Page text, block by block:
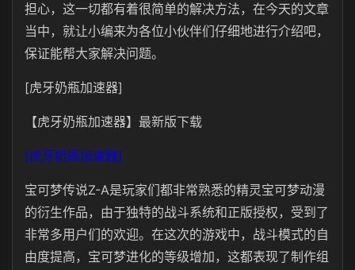
担心，这一切都有着很简单的解决方法，在今天的文章
当中，就让小编来为各位小伙伴们仔细地进行介绍吧，
保证能帮大家解决问题。
[虎牙奶瓶加速器]
【虎牙奶瓶加速器】最新版下载
[虎牙奶瓶加速器]
宝可梦传说Z-A是玩家们都非常熟悉的精灵宝可梦动漫
的衍生作品，由于独特的战斗系统和正版授权，受到了
非常多用户们的欢迎。在这次的游戏中，战斗模式的自
由度提高，宝可梦进化的等级增加，这都表现了制作组